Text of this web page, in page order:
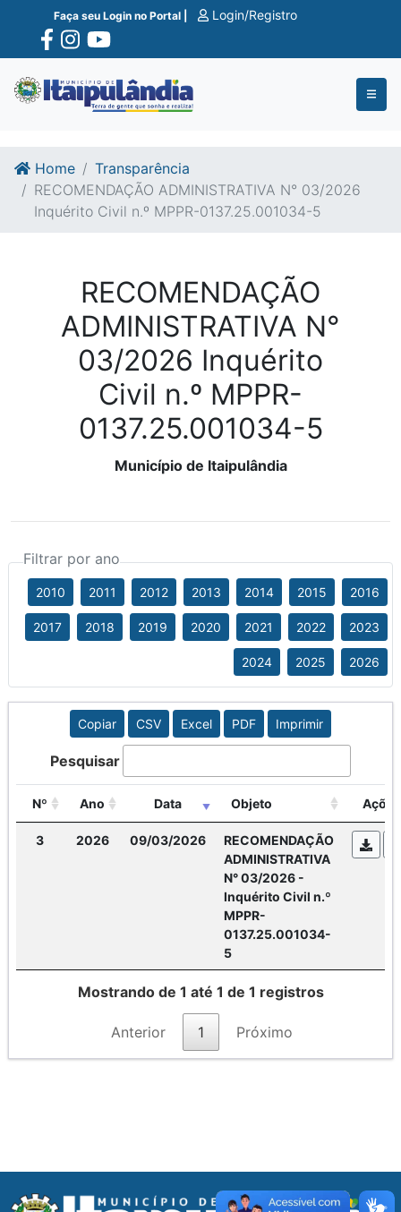
Ir para o conte�do
Ir para o fim do conte�do
Faça seu Login no Portal | Login/Registro
Home
Transparência
RECOMENDAÇÃO ADMINISTRATIVA N° 03/2026
Inquérito Civil n.º MPPR-0137.25.001034-5
RECOMENDAÇÃO
ADMINISTRATIVA N°
03/2026 Inquérito
Civil n.º MPPR-
0137.25.001034-5
Município de Itaipulândia
Filtrar por ano
2010 2011 2012 2013 2014 2015 2016
2017 2018 2019 2020 2021 2022 2023
2024 2025 2026
Copiar CSV Excel PDF Imprimir
Pesquisar
Nº Ano Data Objeto Ações
3 2026 09/03/2026
RECOMENDAÇÃO
ADMINISTRATIVA
N° 03/2026 -
Inquérito Civil n.º
MPPR-
0137.25.001034-
5
Mostrando de 1 até 1 de 1 registros
Anterior 1 Próximo